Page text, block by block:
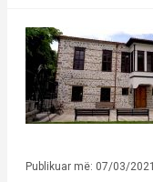
Publikuar më: 07/03/2021